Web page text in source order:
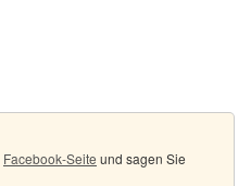
Facebook-Seite und sagen Sie